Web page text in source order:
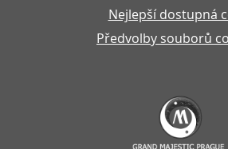
Nejlepší dostupná
Předvolby souborů